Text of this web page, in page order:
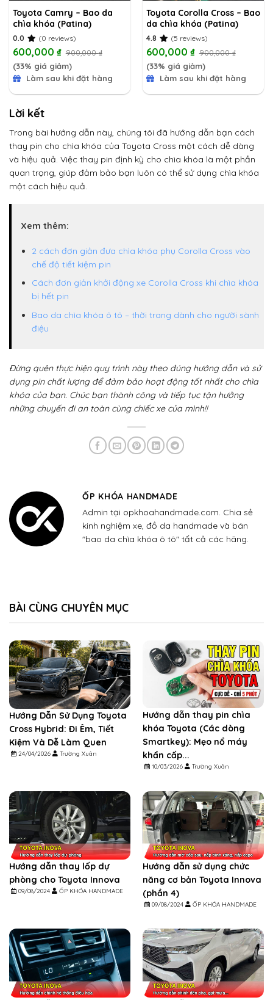
Toyota Camry – Bao da
chìa khóa (Patina)
0.0 (0 reviews)
600,000 ₫ 900,000₫
(33% giá giảm)
Làm sau khi đặt hàng
Toyota Corolla Cross – Bao
da chìa khóa (Patina)
4.8 (5 reviews)
600,000 ₫ 900,000₫
(33% giá giảm)
Làm sau khi đặt hàng
Lời kết
Trong bài hướng dẫn này, chúng tôi đã hướng dẫn bạn cách
thay pin cho chìa khóa của Toyota Cross một cách dễ dàng
và hiệu quả. Việc thay pin định kỳ cho chìa khóa là một phần
quan trọng, giúp đảm bảo bạn luôn có thể sử dụng chìa khóa
một cách hiệu quả.
Xem thêm:
2 cách đơn giản đưa chìa khóa phụ Corolla Cross vào
chế độ tiết kiệm pin
Cách đơn giản khởi động xe Corolla Cross khi chìa khóa
bị hết pin
Bao da chìa khóa ô tô – thời trang dành cho người sành
điệu
Đừng quên thực hiện quy trình này theo đúng hướng dẫn và sử
dụng pin chất lượng để đảm bảo hoạt động tốt nhất cho chìa
khóa của bạn. Chúc bạn thành công và tiếp tục tận hưởng
những chuyến đi an toàn cùng chiếc xe của mình!!
ỐP KHÓA HANDMADE
Admin tại opkhoahandmade.com. Chia sẻ
kinh nghiệm xe, đồ da handmade và bán
"bao da chìa khóa ô tô" tất cả các hãng.
BÀI CÙNG CHUYÊN MỤC
Hướng Dẫn Sử Dụng Toyota
Cross Hybrid: Đi Êm, Tiết
Kiệm Và Dễ Làm Quen
24/04/2026 Trường Xuân
Hướng dẫn thay pin chìa
khóa Toyota (Các dòng
Smartkey): Mẹo nổ máy
khẩn cấp...
10/03/2026 Trường Xuân
Hướng dẫn thay lốp dự
phòng cho Toyota Innova
09/08/2024 ỐP KHÓA HANDMADE
Hướng dẫn sử dụng chức
năng cơ bản Toyota Innova
(phần 4)
09/08/2024 ỐP KHÓA HANDMADE